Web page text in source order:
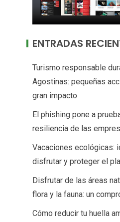
ENTRADAS
Turismo responsable
Agostinas: pequeñas
gran impacto
El phishing pone a
resiliencia de las
Vacaciones ecológicas:
disfrutar y proteger el
Disfrutar de las áreas
flora y la fauna: un
Cómo reducir tu huella